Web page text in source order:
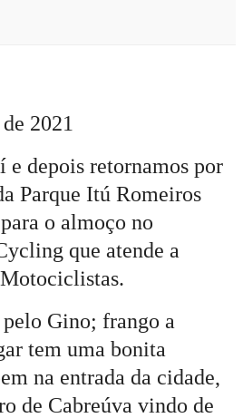
2021
e depois retornamos por
Parque Itú Romeiros
o almoço no
que atende a
Gino; frango a
tem uma bonita
na entrada da cidade,
de Cabreúva vindo de